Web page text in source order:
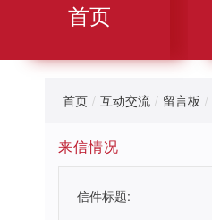
首页
首页 / 互动交流 / 留言板 /
来信情况
信件标题: